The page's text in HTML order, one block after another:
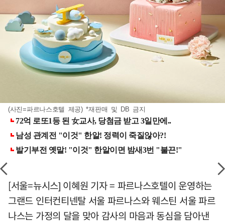
(사진=파르나스호텔 제공) *재판매 및 DB 금지
[서울=뉴시스] 이혜원 기자 = 파르나스호텔이 운영하는
그랜드 인터컨티넨탈 서울 파르나스와 웨스틴 서울 파르
나스는 가정의 달을 맞아 감사의 마음과 동심을 담아낸